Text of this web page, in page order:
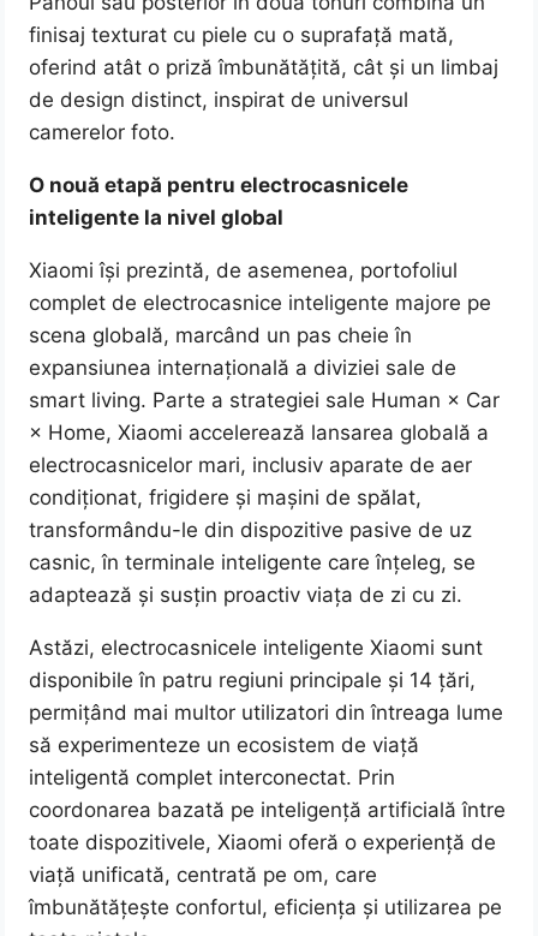
finisaj texturat cu piele cu o suprafață mată,
oferind atât o priză îmbunătățită, cât și un limbaj
de design distinct, inspirat de universul
camerelor foto.
O nouă etapă pentru electrocasnicele
inteligente la nivel global
Xiaomi își prezintă, de asemenea, portofoliul
complet de electrocasnice inteligente majore pe
scena globală, marcând un pas cheie în
expansiunea internațională a diviziei sale de
smart living. Parte a strategiei sale Human × Car
× Home, Xiaomi accelerează lansarea globală a
electrocasnicelor mari, inclusiv aparate de aer
condiționat, frigidere și mașini de spălat,
transformându-le din dispozitive pasive de uz
casnic, în terminale inteligente care înțeleg, se
adaptează și susțin proactiv viața de zi cu zi.
Astăzi, electrocasnicele inteligente Xiaomi sunt
disponibile în patru regiuni principale și 14 țări,
permițând mai multor utilizatori din întreaga lume
să experimenteze un ecosistem de viață
inteligentă complet interconectat. Prin
coordonarea bazată pe inteligență artificială între
toate dispozitivele, Xiaomi oferă o experiență de
viață unificată, centrată pe om, care
îmbunătățește confortul, eficiența și utilizarea pe